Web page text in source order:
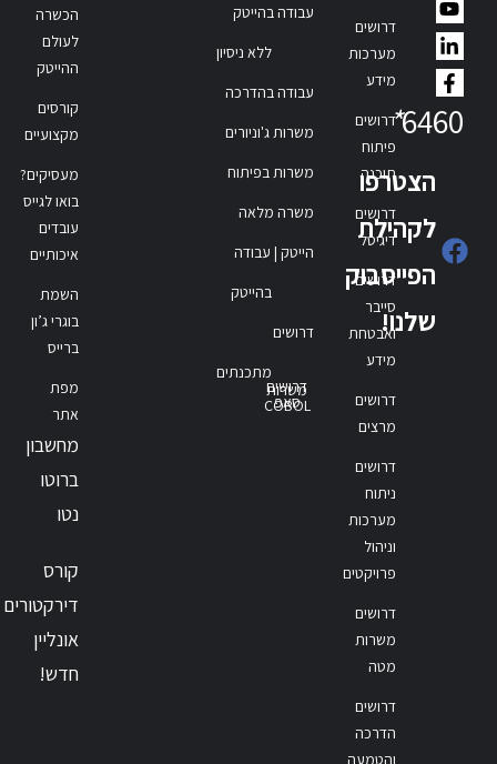
6460
*
הצטרפו
לקהילת
הפייסבוק
שלנו!
דרושים
מערכות
מידע
דרושים
פיתוח
תוכנה
דרושים
דיגיטל
דרושים
סייבר
ואבטחת
מידע
דרושים
מרצים
דרושים
ניתוח
מערכות
וניהול
פרויקטים
דרושים
משרות
מטה
דרושים
הדרכה
והטמעה
עבודה בהייטק
ללא ניסיון
עבודה בהדרכה
משרות ג'וניורים
משרות בפיתוח
משרה מלאה
הייטק | עבודה
בהייטק
דרושים
מתכנתים
דרושים
סאפ
משרות
COBOL
הכשרה
לעולם
ההייטק
קורסים
מקצועיים
מעסיקים?
בואו לגייס
עובדים
איכותיים
השמת
בוגרי ג’ון
ברייס
מפת
אתר
מחשבון
ברוטו
נטו
קורס
דירקטורים
אונליין
חדש!